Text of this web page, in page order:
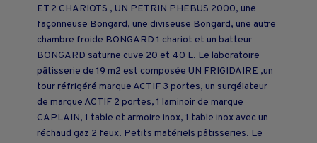
ET 2 CHARIOTS , UN PETRIN PHEBUS 2000, une
façonneuse Bongard, une diviseuse Bongard, une autre
chambre froide BONGARD 1 chariot et un batteur
BONGARD saturne cuve 20 et 40 L. Le laboratoire
pâtisserie de 19 m2 est composée UN FRIGIDAIRE ,un
tour réfrigéré marque ACTIF 3 portes, un surgélateur
de marque ACTIF 2 portes, 1 laminoir de marque
CAPLAIN, 1 table et armoire inox, 1 table inox avec un
réchaud gaz 2 feux. Petits matériels pâtisseries. Le